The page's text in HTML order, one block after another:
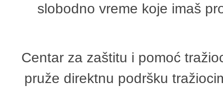
slobodno vreme koje imaš
Centar za zaštitu i pomoć
pruže direktnu podršku